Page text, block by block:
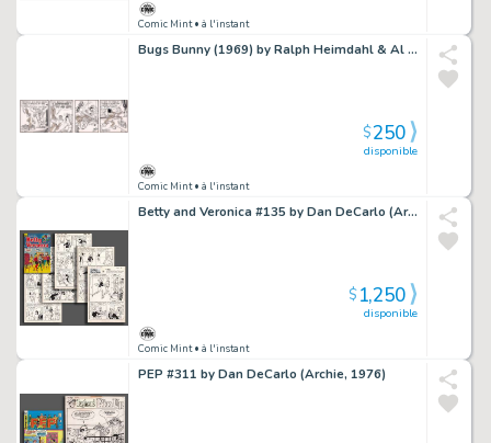
Comic Mint• à l'instant
Bugs Bunny (1969) by Ralph Heimdahl & Al Stoffel
Comic Mint• à l'instant
disponible
$250
Betty and Veronica #135 by Dan DeCarlo (Archie, 1967)
Comic Mint• à l'instant
disponible
$1,250
PEP #311 by Dan DeCarlo (Archie, 1976)